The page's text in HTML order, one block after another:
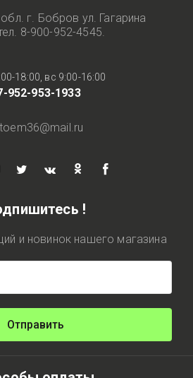
г. Бобров ул. Гагарина
8-900-952-4545.
18:00, вс 9:00-16:00
952-953-1933
!
и новинок нашего магазина
Отправить